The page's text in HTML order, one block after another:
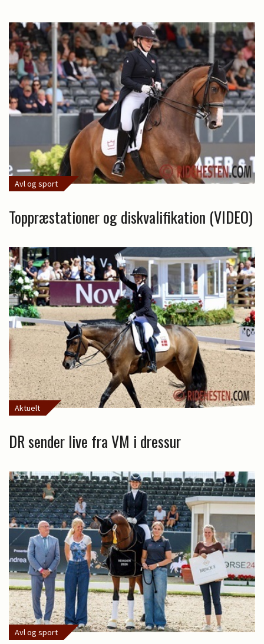
Avl og sport
Toppræstationer og diskvalifikation (VIDEO)
Aktuelt
DR sender live fra VM i dressur
Avl og sport